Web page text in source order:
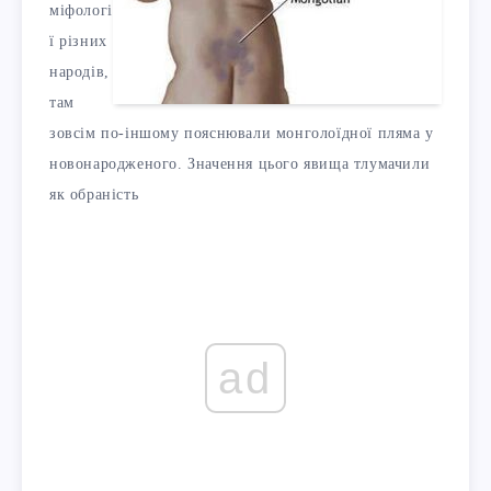
міфологі
ї різних
народів,
там
зовсім по-іншому пояснювали монголоїдної пляма у
новонародженого. Значення цього явища тлумачили
як обраність
ad